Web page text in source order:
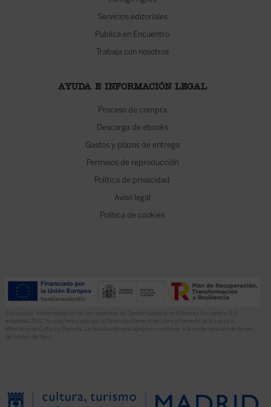
Servicios editoriales
Publica en Encuentro
Trabaja con nosotros
AYUDA E INFORMACIÓN LEGAL
Proceso de compra
Descarga de ebooks
Gastos y plazos de entrega
Permisos de reproducción
Política de privacidad
Aviso legal
Política de cookies
El proyecto “Implementación de herramientas de Gestión Editorial en Ediciones Encuentro, S.A.
anualidad 2022” ha sido financiado por la Dirección General del Libro y Fomento de la Lectura,
Ministerio de Cultura y Deporte. La finalidad de este apoyo es contribuir a la modernización de pymes
del sector del libro.